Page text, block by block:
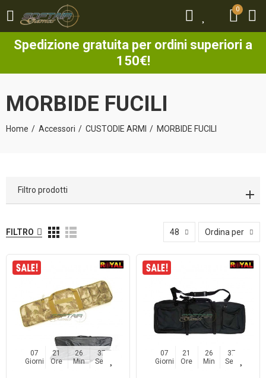
0
Spedizione gratuita per ordini superiori a
150€!
0
MORBIDE FUCILI
Home Accessori CUSTODIE ARMI MORBIDE FUCILI
Filtro prodotti
FILTRO 48 Ordina per
07
Giorni
21
Ore
26
Min
36
Sec
07
Giorni
21
Ore
26
Min
36
Sec